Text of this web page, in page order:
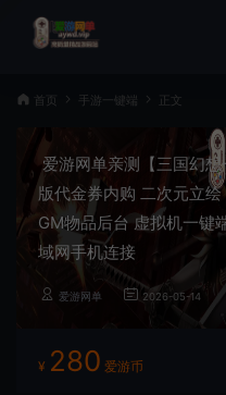
首页 手游一键端 正文
爱游网单亲测【三国幻
版代金券内购 二次元立
GM物品后台 虚拟机一键
域网手机连接
爱游网单 2026-05-14
¥ 280 爱游币